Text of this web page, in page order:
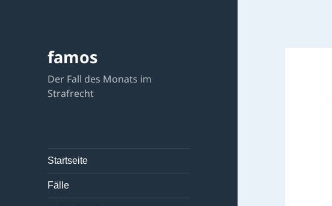
famos
Der Fall des Monats im
Strafrecht
Startseite
Fälle